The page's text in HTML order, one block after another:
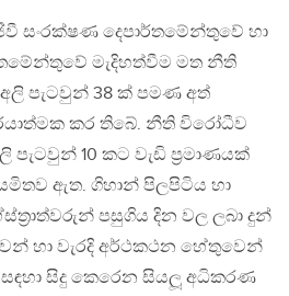
සංරක්ෂණ දෙපාර්තමේන්තුවේ හා
මැදිහත්වීම මත නීති
පැටවුන් 38 ක් පමණ අත්
කර තිබේ. නීති විරෝධීව
පැටවුන් 10 කට වැඩි ප‍්‍රමාණයක්
ඇත. ගිහාන් පිලපිටිය හා
පසුගිය දින වල ලබා දුන්
හා වැරදි අර්ථකථන හේතුවෙන්
සිදු කෙරෙන සියලූ අධිකරණ